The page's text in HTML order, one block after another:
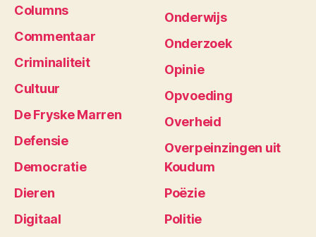
Columns
Commentaar
Criminaliteit
Cultuur
De Fryske Marren
Defensie
Democratie
Dieren
Digitaal
Onderwijs
Onderzoek
Opinie
Opvoeding
Overheid
Overpeinzingen uit
Koudum
Poëzie
Politie